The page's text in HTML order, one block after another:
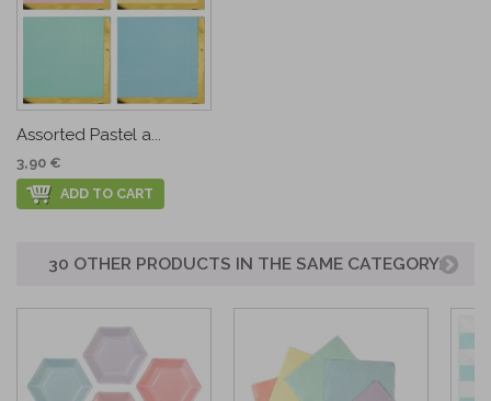
Assorted Pastel a...
3,90 €
ADD TO CART
30 OTHER PRODUCTS IN THE SAME CATEGORY: